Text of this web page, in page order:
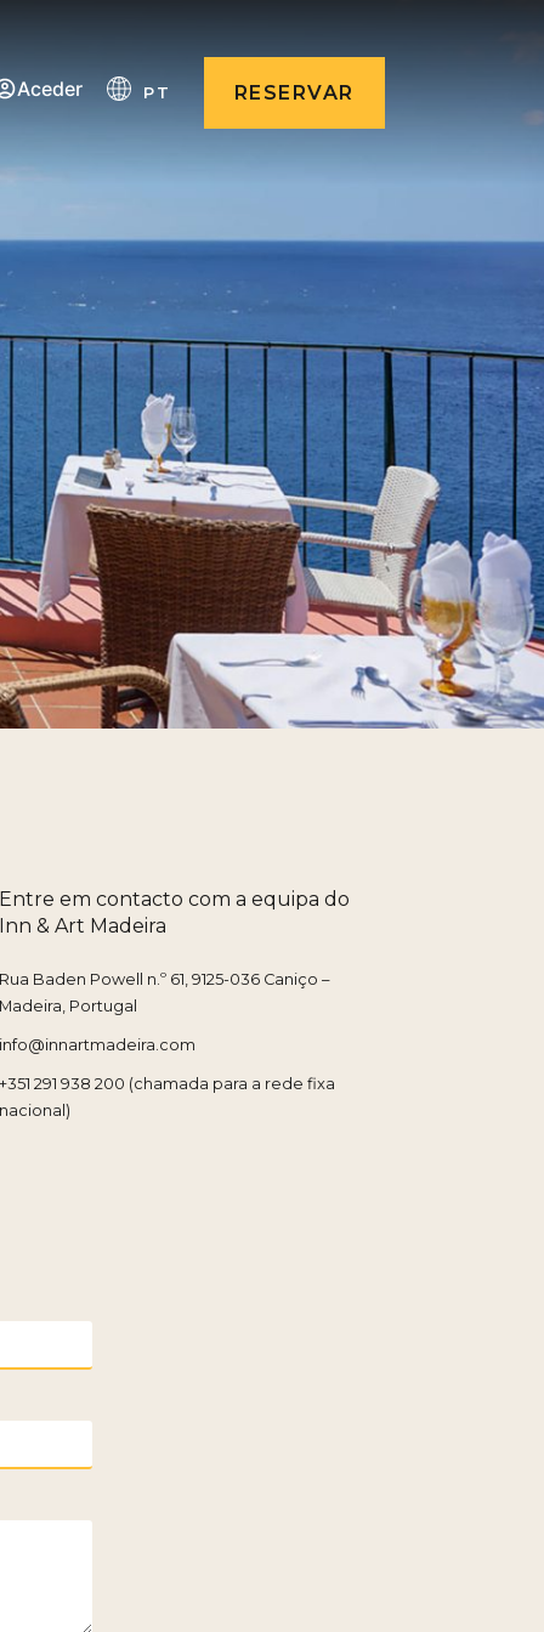
Aceder PT RESERVAR
em contacto com a equipa do
& Art Madeira
Baden Powell n.º 61, 9125-036 Caniço –
Portugal
291 938 200 (chamada para a rede fixa